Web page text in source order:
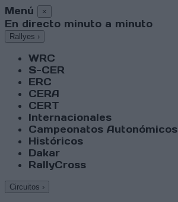
Menú ×
En directo minuto a minuto
Rallyes ›
WRC
S-CER
ERC
CERA
CERT
Internacionales
Campeonatos Autonómicos
Históricos
Dakar
RallyCross
Circuitos ›